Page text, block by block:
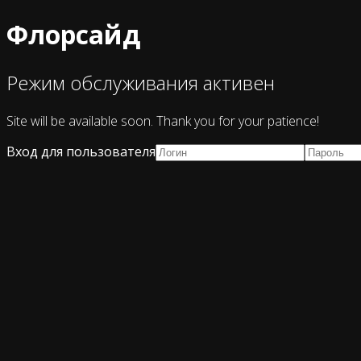
Флорсайд
Режим обслуживания активен
Site will be available soon. Thank you for your patience!
Вход для пользователя